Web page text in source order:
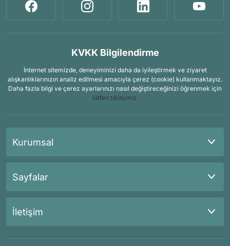
KVKK Bilgilendirme
İnternet sitemizde, deneyiminizi daha da iyileştirmek ve ziyaret
alışkanlıklarınızın analiz edilmesi amacıyla çerez (cookie) kullanmaktayız.
Daha fazla bilgi ve çerez ayarlarınızı nasıl değiştireceğinizi öğrenmek için
lütfen tıklayınız.
Kurumsal
Sayfalar
İletişim